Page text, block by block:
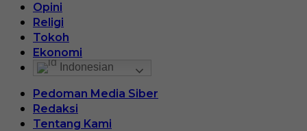
Opini
Religi
Tokoh
Ekonomi
Indonesian
Pedoman Media Siber
Redaksi
Tentang Kami